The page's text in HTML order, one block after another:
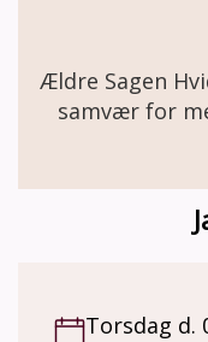
Ældre Sagen
samvær for
Torsdag d.